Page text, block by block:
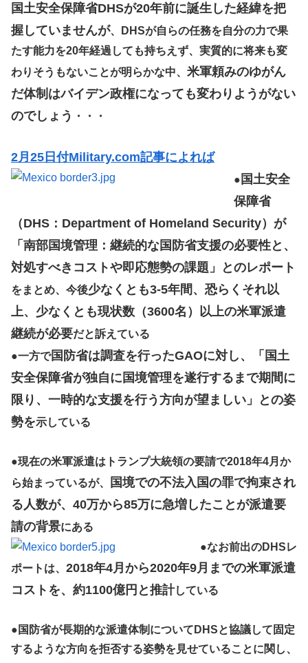
国土安全保障省DHSが20年前に誕生した経緯を把
握していませんが、DHSが自らの任務を自分の力で果
たす能力を20年経過しても持ちえず、実質的に将来も変
わりそうもないことが明らかな中、 米軍頼みのゆがん
だ体制はバイデン政権になっても変わりようがない
のでしょう
・・・
2月25日付Military.com記事によれば
● 国土安全
保障省
（DHS：Department of Homeland Security）が
「南部国境管理：継続的な国防省支援の必要性と、
対処すべきコストや即応態勢の課題」とのレポート
をまとめ、今後少なくとも3-5年間、恐らくそれ以
上、少なくとも現状数（3600名）以上の米軍派遣
継続が必要だと訴えている
●一方で国防省は調査を行ったGAOに対し、「国土
安全保障省が独自に国境管理を遂行するまで期間に
限り、一時的な支援を行う方向が望ましい」との姿
勢を示している
●現在の米軍派遣はトランプ大統領の要請で2018年4月か
ら始まっているが、
国境での不法入国の罪で拘束され
る人数が、40万から85万に急増したことが派遣要
請の背景にある
●なお前出のDHSレ
ポートは、 2018年4月から2020年9月までの米軍派遣
コストを、約1100億円と推計している
● 国防省が長期的な派遣体制についてDHSと協議して固定
するような方向を拒否する姿勢を見せていることに関し、